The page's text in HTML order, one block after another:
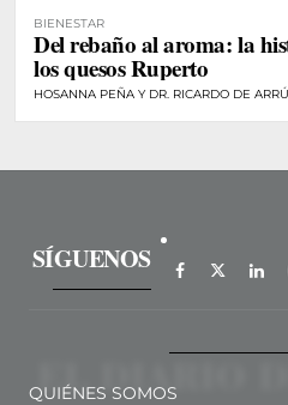
BIENESTAR
Del rebaño al aroma: la
los quesos Ruperto
HOSANNA PEÑA Y DR. RICARDO DE
SÍGUENOS
QUIÉNES SOMOS